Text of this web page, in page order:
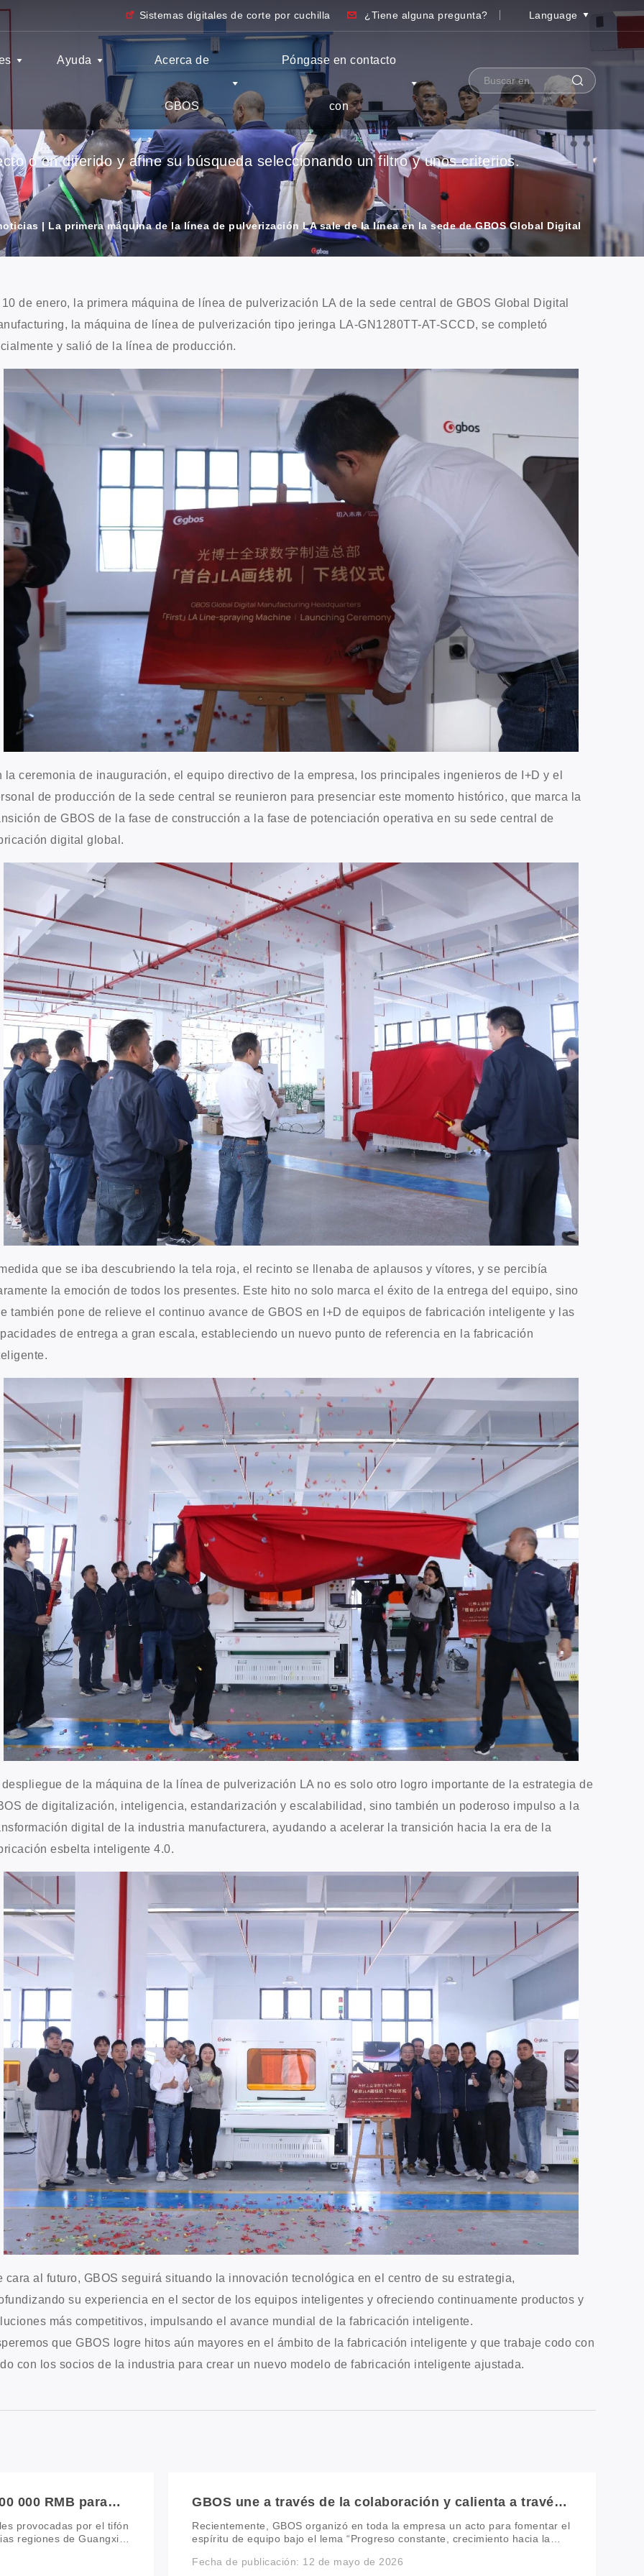
Sistemas digitales de corte por cuchilla ¿Tiene alguna pregunta? Language
Ayuda Acerca de
GBOS
Póngase en contacto
con
o en diferido y afine su búsqueda seleccionando un filtro y unos criterios.
| La primera máquina de la línea de pulverización LA sale de la línea en la sede de GBOS Global Digital
de enero, la primera máquina de línea de pulverización LA de la sede central de GBOS Global Digital
la máquina de línea de pulverización tipo jeringa LA-GN1280TT-AT-SCCD, se completó
y salió de la línea de producción.
la ceremonia de inauguración, el equipo directivo de la empresa, los principales ingenieros de I+D y el
de producción de la sede central se reunieron para presenciar este momento histórico, que marca la
de GBOS de la fase de construcción a la fase de potenciación operativa en su sede central de
digital global.
que se iba descubriendo la tela roja, el recinto se llenaba de aplausos y vítores, y se percibía
la emoción de todos los presentes. Este hito no solo marca el éxito de la entrega del equipo, sino
también pone de relieve el continuo avance de GBOS en I+D de equipos de fabricación inteligente y las
de entrega a gran escala, estableciendo un nuevo punto de referencia en la fabricación
de la máquina de la línea de pulverización LA no es solo otro logro importante de la estrategia de
de digitalización, inteligencia, estandarización y escalabilidad, sino también un poderoso impulso a la
digital de la industria manufacturera, ayudando a acelerar la transición hacia la era de la
esbelta inteligente 4.0.
cara al futuro, GBOS seguirá situando la innovación tecnológica en el centro de su estrategia,
su experiencia en el sector de los equipos inteligentes y ofreciendo continuamente productos y
más competitivos, impulsando el avance mundial de la fabricación inteligente.
que GBOS logre hitos aún mayores en el ámbito de la fabricación inteligente y que trabaje codo con
con los socios de la industria para crear un nuevo modelo de fabricación inteligente ajustada.
000 RMB para
provocadas por el tifón
regiones de Guangxi,
GBOS une a través de la colaboración y calienta a través
de GBOS
Recientemente, GBOS organizó en toda la empresa un acto para fomentar el
espíritu de equipo bajo el lema “Progreso constante, crecimiento hacia la
reunieron con un propósito común y energía renovada. A través de la
Fecha de publicación: 12 de mayo de 2026